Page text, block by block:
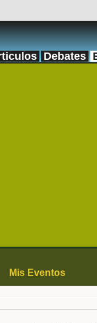
Debates
Mis Eventos